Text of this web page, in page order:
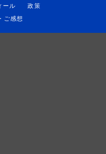
ール
政策
ご感想